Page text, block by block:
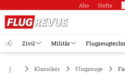
Abo Hefte
Zivil Militär
Klassiker Flugzeuge